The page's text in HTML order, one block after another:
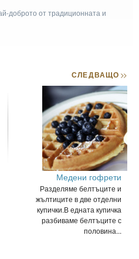
доброто от традиционната и
СЛЕДВАЩО>>
Медени гофрети
Разделяме белтъците и
жълтиците в две отделни
купички.В едната купичка
разбиваме белтъците с
половина...